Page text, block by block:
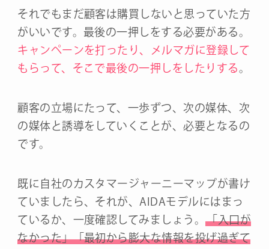
それでもまだ顧客は購買しないと思っていた方
がいいです。最後の一押しをする必要がある。
キャンペーンを打ったり、メルマガに登録して
もらって、そこで最後の一押しをしたりする 。
顧客の立場にたって、一歩ずつ、次の媒体、次
の媒体と誘導をしていくことが、必要となるの
です。
既に自社のカスタマージャーニーマップが書け
ていましたら、それが、AIDAモデルにはまっ
ているか、一度確認してみましょう。「入口が
なかった」「最初から膨大な情報を投げ過ぎて